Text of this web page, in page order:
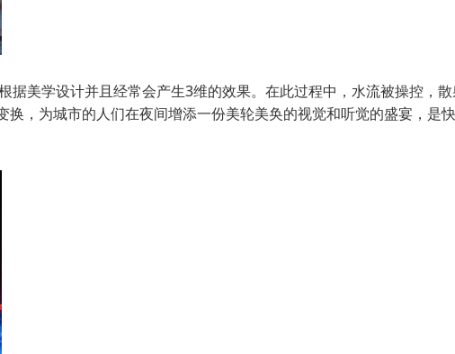
美学设计并且经常会产生3维的效果。在此过程中，水流被操控，
，为城市的人们在夜间增添一份美轮美奂的视觉和听觉的盛宴，是